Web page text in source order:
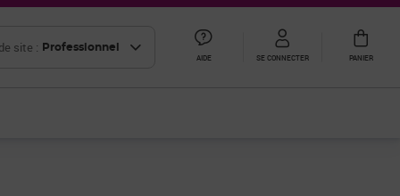
site : Professionnel
AIDE SE CONNECTER PANIER